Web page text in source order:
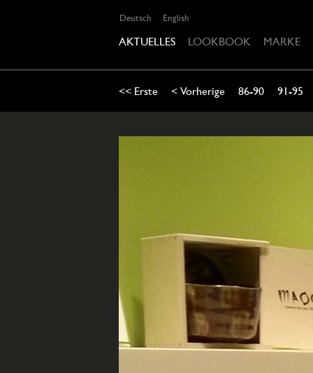
AKTUELLES LOOKBOOK MARKE
<< Erste < Vorherige 86-90 91-95
Deutsch English